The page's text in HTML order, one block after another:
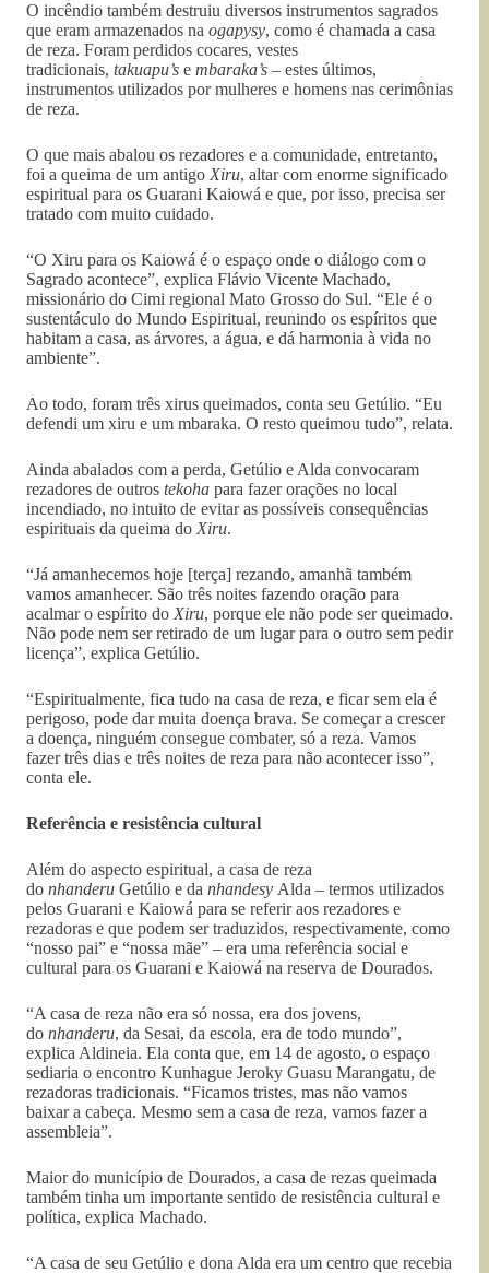
O incêndio também destruiu diversos instrumentos sagrados
que eram armazenados na ogapysy, como é chamada a casa
de reza. Foram perdidos cocares, vestes
tradicionais, takuapu’s e mbaraka’s – estes últimos,
instrumentos utilizados por mulheres e homens nas cerimônias
de reza.
O que mais abalou os rezadores e a comunidade, entretanto,
foi a queima de um antigo Xiru, altar com enorme significado
espiritual para os Guarani Kaiowá e que, por isso, precisa ser
tratado com muito cuidado.
“O Xiru para os Kaiowá é o espaço onde o diálogo com o
Sagrado acontece”, explica Flávio Vicente Machado,
missionário do Cimi regional Mato Grosso do Sul. “Ele é o
sustentáculo do Mundo Espiritual, reunindo os espíritos que
habitam a casa, as árvores, a água, e dá harmonia à vida no
ambiente”.
Ao todo, foram três xirus queimados, conta seu Getúlio. “Eu
defendi um xiru e um mbaraka. O resto queimou tudo”, relata.
Ainda abalados com a perda, Getúlio e Alda convocaram
rezadores de outros tekoha para fazer orações no local
incendiado, no intuito de evitar as possíveis consequências
espirituais da queima do Xiru.
“Já amanhecemos hoje [terça] rezando, amanhã também
vamos amanhecer. São três noites fazendo oração para
acalmar o espírito do Xiru, porque ele não pode ser queimado.
Não pode nem ser retirado de um lugar para o outro sem pedir
licença”, explica Getúlio.
“Espiritualmente, fica tudo na casa de reza, e ficar sem ela é
perigoso, pode dar muita doença brava. Se começar a crescer
a doença, ninguém consegue combater, só a reza. Vamos
fazer três dias e três noites de reza para não acontecer isso”,
conta ele.
Referência e resistência cultural
Além do aspecto espiritual, a casa de reza
do nhanderu Getúlio e da nhandesy Alda – termos utilizados
pelos Guarani e Kaiowá para se referir aos rezadores e
rezadoras e que podem ser traduzidos, respectivamente, como
“nosso pai” e “nossa mãe” – era uma referência social e
cultural para os Guarani e Kaiowá na reserva de Dourados.
“A casa de reza não era só nossa, era dos jovens,
do nhanderu, da Sesai, da escola, era de todo mundo”,
explica Aldineia. Ela conta que, em 14 de agosto, o espaço
sediaria o encontro Kunhague Jeroky Guasu Marangatu, de
rezadoras tradicionais. “Ficamos tristes, mas não vamos
baixar a cabeça. Mesmo sem a casa de reza, vamos fazer a
assembleia”.
Maior do município de Dourados, a casa de rezas queimada
também tinha um importante sentido de resistência cultural e
política, explica Machado.
“A casa de seu Getúlio e dona Alda era um centro que recebia